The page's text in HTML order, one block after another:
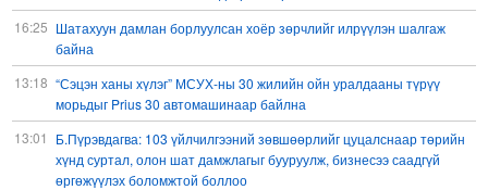
16:25 Шатахуун дамлан борлуулсан хоёр зөрчлийг илрүүлэн шалгаж
байна
13:18 “Сэцэн ханы хүлэг” МСУХ-ны 30 жилийн ойн уралдааны түрүү
морьдыг Prius 30 автомашинаар байлна
13:01
Б.Пүрэвдагва: 103 үйлчилгээний зөвшөөрлийг цуцалснаар төрийн
хүнд суртал, олон шат дамжлагыг бууруулж, бизнесээ саадгүй
өргөжүүлэх боломжтой боллоо